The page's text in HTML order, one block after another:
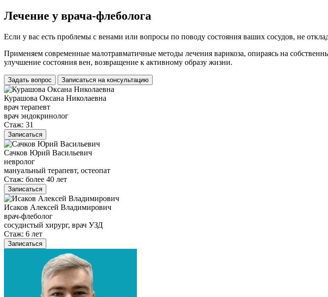
Лечение у врача-флеболога
Если у вас есть проблемы с венами или вопросы по поводу состояния ваших сосудов, не
Применяем современные малотравматичные методы лечения варикоза, опираясь на
улучшение состояния вен, возвращение к активному образу жизни.
Задать вопрос Записаться на консультацию
Курашова Оксана Николаевна
врач терапевт
врач эндокринолог
Стаж: 31
Записаться
Сачков Юрий Васильевич
невролог
мануальный терапевт, остеопат
Стаж: более 40 лет
Записаться
Исаков Алексей Владимирович
врач-флеболог
сосудистый хирург, врач УЗД
Стаж: 6 лет
Записаться